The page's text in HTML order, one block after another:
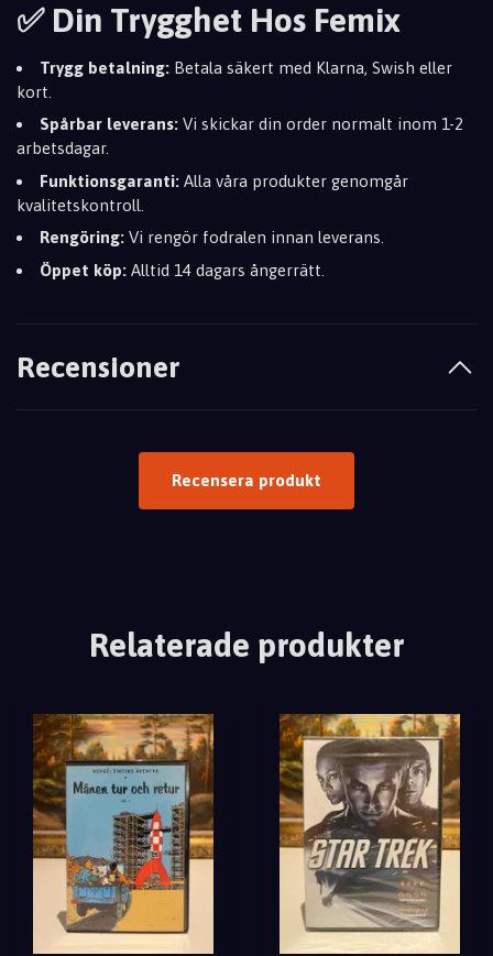
✅ Din Trygghet Hos Femix
Trygg betalning: Betala säkert med Klarna, Swish eller
kort.
Spårbar leverans: Vi skickar din order normalt inom 1-2
arbetsdagar.
Funktionsgaranti: Alla våra produkter genomgår
kvalitetskontroll.
Rengöring: Vi rengör fodralen innan leverans.
Öppet köp: Alltid 14 dagars ångerrätt.
Recensioner
Recensera produkt
Relaterade produkter